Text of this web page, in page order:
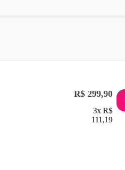
R$ 299,90
3x R$
111,19